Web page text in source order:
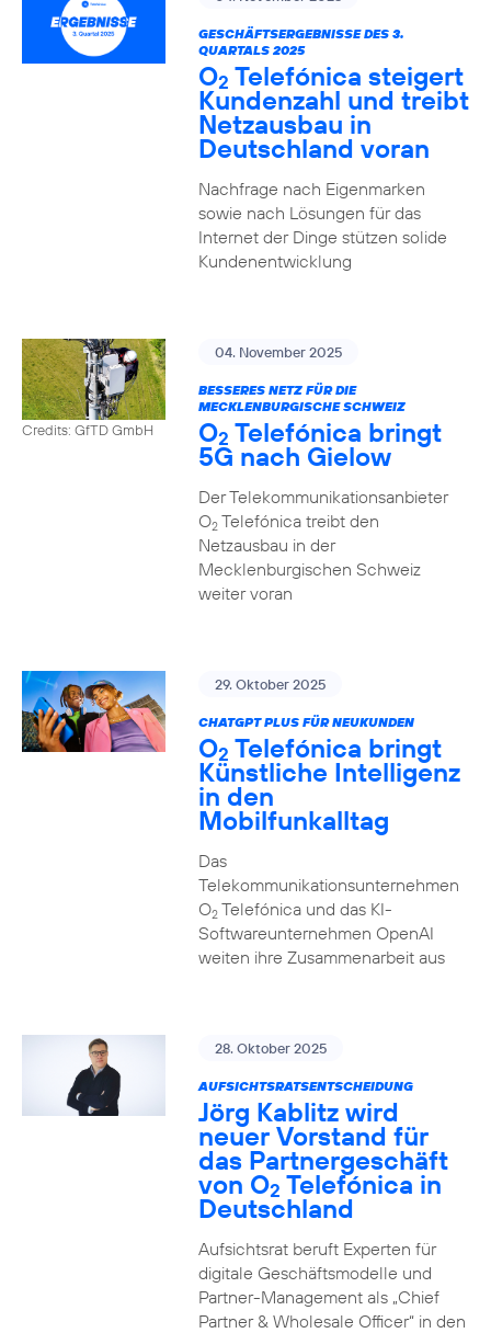
GESCHÄFTSERGEBNISSE DES 3.
QUARTALS 2025
O2 Telefónica steigert
Kundenzahl und treibt
Netzausbau in
Deutschland voran
Nachfrage nach Eigenmarken
sowie nach Lösungen für das
Internet der Dinge stützen solide
Kundenentwicklung
Credits: GfTD GmbH
04. November 2025
BESSERES NETZ FÜR DIE
MECKLENBURGISCHE SCHWEIZ
O2 Telefónica bringt
5G nach Gielow
Der Telekommunikationsanbieter
O2Telefónica treibt den
Netzausbau in der
Mecklenburgischen Schweiz
weiter voran
29. Oktober 2025
CHATGPT PLUS FÜR NEUKUNDEN
O2 Telefónica bringt
Künstliche Intelligenz
in den
Mobilfunkalltag
Das
Telekommunikationsunternehmen
O2Telefónica und das KI-
Softwareunternehmen OpenAI
weiten ihre Zusammenarbeit aus
28. Oktober 2025
AUFSICHTSRATSENTSCHEIDUNG
Jörg Kablitz wird
neuer Vorstand für
das Partnergeschäft
von O2 Telefónica in
Deutschland
Aufsichtsrat beruft Experten für
digitale Geschäftsmodelle und
Partner-Management als „Chief
Partner & Wholesale Officer“ in den